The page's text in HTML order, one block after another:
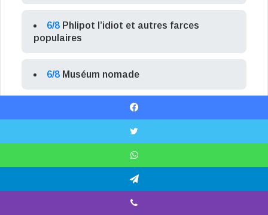
6/8 Phlipot l’idiot et autres farces
populaires
6/8 Muséum nomade
Visites sensorielles du Château de
Mirabeau au jardin
Facebook
X
WhatsApp
Telegram